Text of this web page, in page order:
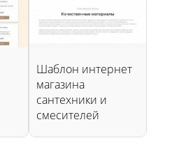
Шаблон интернет
магазина
сантехники и
смесителей